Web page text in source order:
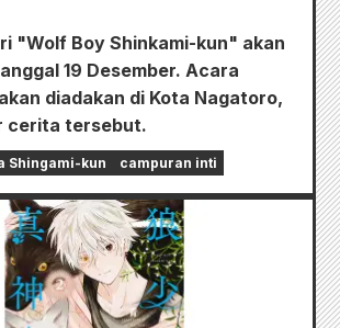
"Wolf Boy Shinkami-kun" akan
19 Desember. Acara
diadakan di Kota Nagatoro,
cerita tersebut.
Shingami-kun campuran inti